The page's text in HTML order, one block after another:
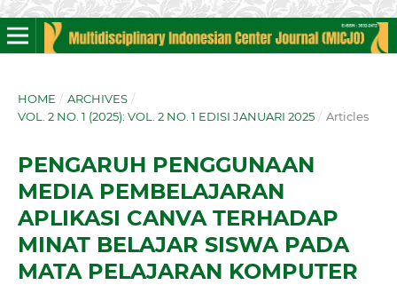
HOME / ARCHIVES /
VOL. 2 NO. 1 (2025): VOL. 2 NO. 1 EDISI JANUARI 2025 / Articles
PENGARUH PENGGUNAAN
MEDIA PEMBELAJARAN
APLIKASI CANVA TERHADAP
MINAT BELAJAR SISWA PADA
MATA PELAJARAN KOMPUTER